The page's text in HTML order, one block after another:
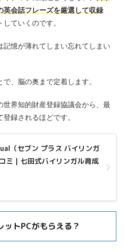
会話フレーズを厳選して収録
ていくのです。
記憶が薄れてしまい忘れてしまい
、脳の奥まで定着します。
界知的財産登録協議会から、最
録されるほどです。
（セブン プラス バイリンガ
ミ｜七田式バイリンガル育成
トPCがもらえる？